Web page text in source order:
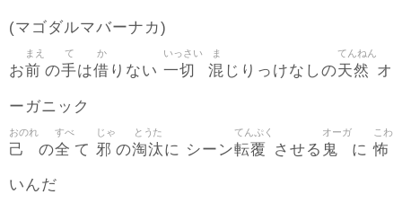
(マゴダルマバーナカ)
お前
まえ
の手
て
は借
か
りない 一切
いっさい
混
ま
じりっけなしの天然
てんねん
オ
ーガニック
己
おのれ
の全
すべ
て 邪
じゃ
の淘汰
とうた
に シーン転覆
てんぷく
させる 鬼
オーガ
に怖
こわ
いんだ